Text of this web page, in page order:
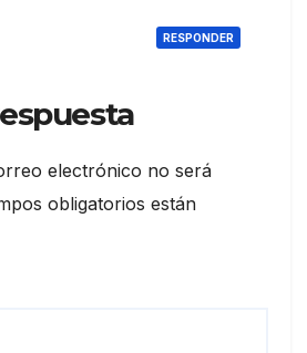
RESPONDER
electrónico no será
obligatorios están